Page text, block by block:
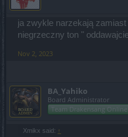
ja zwykle narzekają
niegrzeczny ton "
Nov 2, 2023
BA_Yahiko
Board Administrator
Team Drakensang Online
Xmikx said: ↑